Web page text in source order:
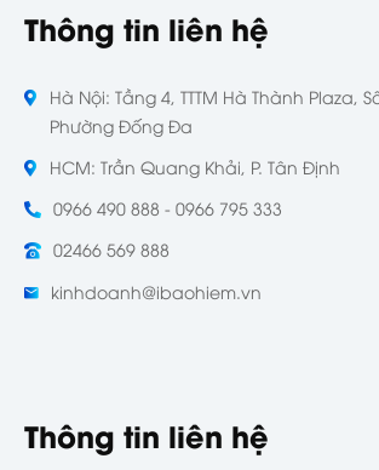
Thông tin liên hệ
Hà Nội: Tầng 4, TTTM Hà Thành Plaza,
Phường Đống Đa
HCM: Trần Quang Khải, P. Tân Định
0966 490 888 - 0966 795 333
02466 569 888
kinhdoanh@ibaohiem.vn
Thông tin liên hệ